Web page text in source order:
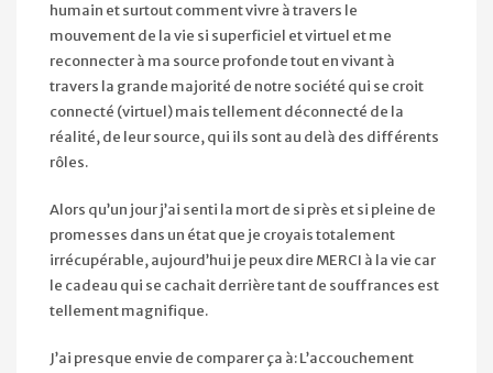
humain et surtout comment vivre à travers le
mouvement de la vie si superficiel et virtuel et me
reconnecter à ma source profonde tout en vivant à
travers la grande majorité de notre société qui se croit
connecté (virtuel) mais tellement déconnecté de la
réalité, de leur source, qui ils sont au delà des différents
rôles.
Alors qu’un jour j’ai senti la mort de si près et si pleine de
promesses dans un état que je croyais totalement
irrécupérable, aujourd’hui je peux dire MERCI à la vie car
le cadeau qui se cachait derrière tant de souffrances est
tellement magnifique.
J’ai presque envie de comparer ça à: L’accouchement